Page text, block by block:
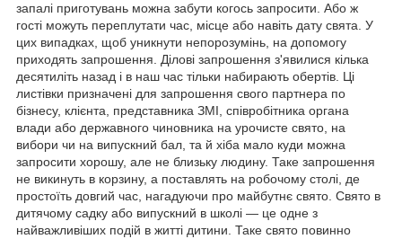
запалі приготувань можна забути когось запросити. Або ж
гості можуть переплутати час, місце або навіть дату свята. У
цих випадках, щоб уникнути непорозумінь, на допомогу
приходять запрошення. Ділові запрошення з'явилися кілька
десятиліть назад і в наш час тільки набирають обертів. Ці
листівки призначені для запрошення свого партнера по
бізнесу, клієнта, представника ЗМІ, співробітника органа
влади або державного чиновника на урочисте свято, на
вибори чи на випускний бал, та й хіба мало куди можна
запросити хорошу, але не близьку людину. Таке запрошення
не викинуть в корзину, а поставлять на робочому столі, де
простоїть довгий час, нагадуючи про майбутнє свято. Свято в
дитячому садку або випускний в школі — це одне з
найважливіших подій в житті дитини. Таке свято повинно